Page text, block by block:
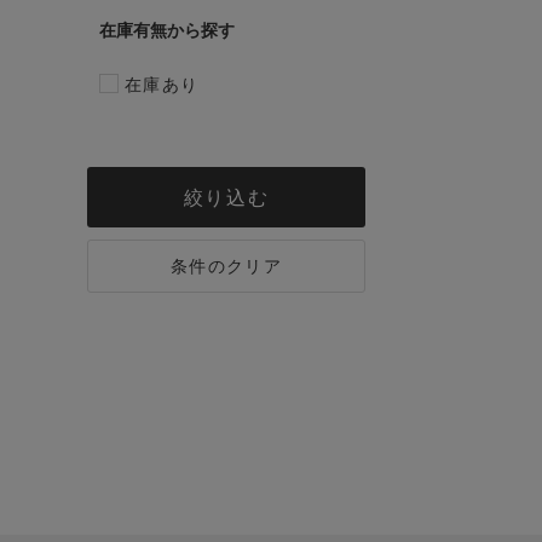
在庫有無
在庫あり
絞り込む
条件のクリア